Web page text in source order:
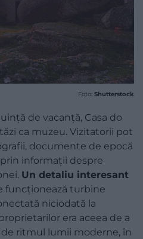
Foto: Shutterstock
de vacanță, Casa do
ca muzeu. Vizitatorii pot
documente de epocă
informații despre
Un detaliu interesant
funcționează turbine
niciodată la
era aceea de a
ritmul lumii moderne, în